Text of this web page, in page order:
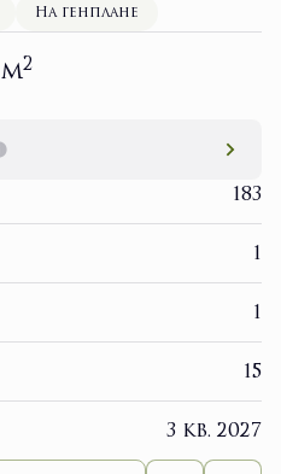
На генплане
м2
183
1
1
15
3 кв. 2027